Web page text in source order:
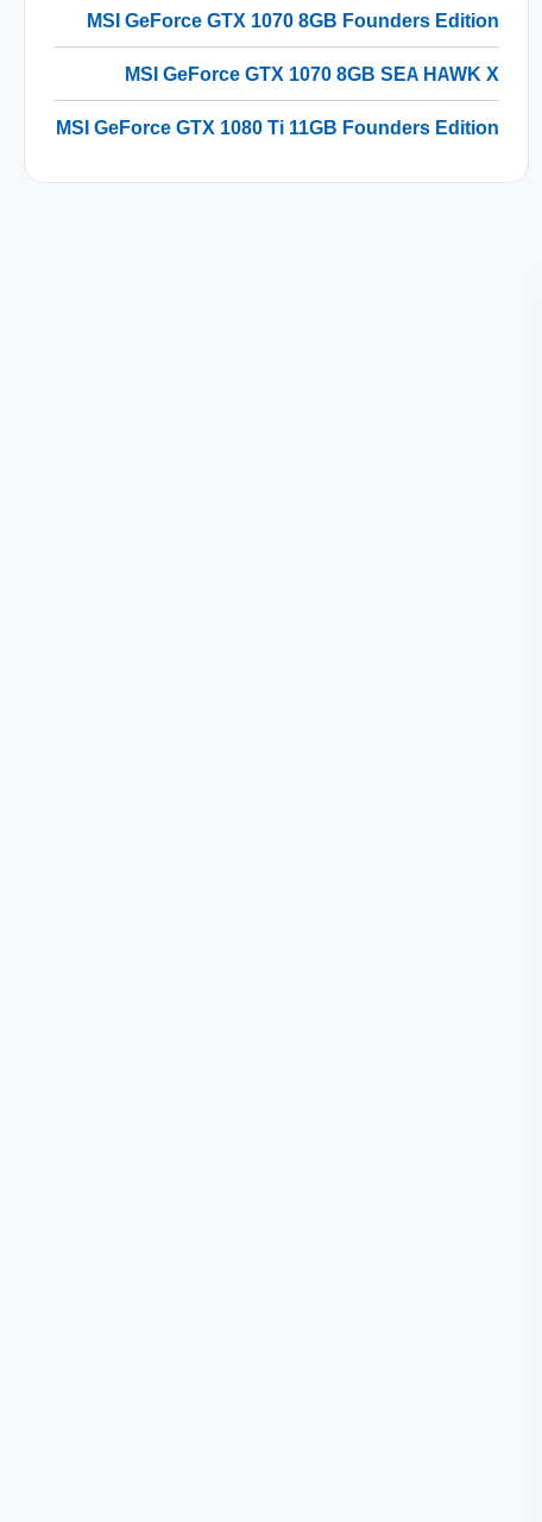
MSI GeForce GTX 1070 8GB Founders Edition
MSI GeForce GTX 1070 8GB SEA HAWK X
MSI GeForce GTX 1080 Ti 11GB Founders Edition